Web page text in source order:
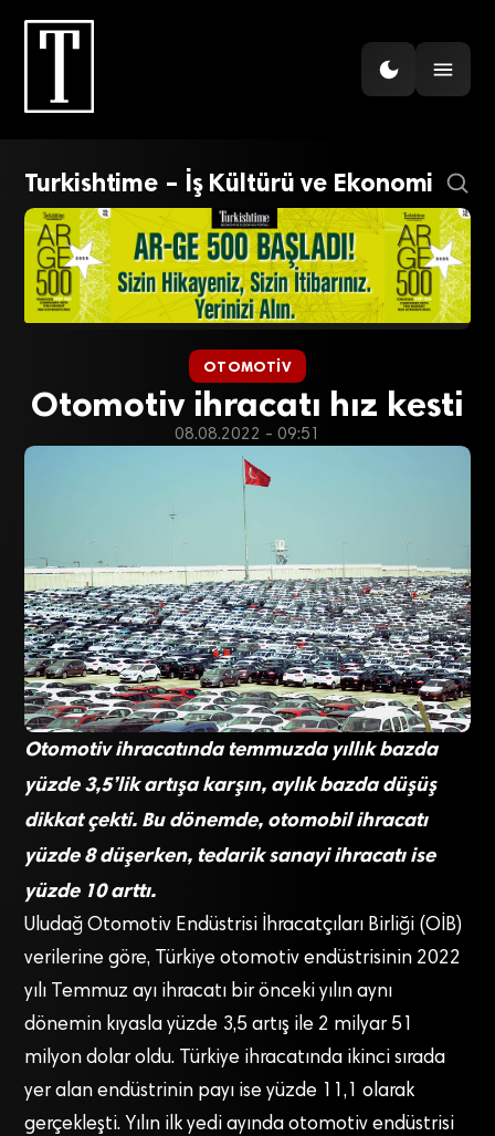
Turkishtime – İş Kültürü ve Ekonomi
OTOMOTIV
Otomotiv ihracatı hız kesti
08.08.2022 - 09:51
Otomotiv ihracatında temmuzda yıllık bazda
yüzde 3,5’lik artışa karşın, aylık bazda düşüş
dikkat çekti. Bu dönemde, otomobil ihracatı
yüzde 8 düşerken, tedarik sanayi ihracatı ise
yüzde 10 arttı.
Uludağ Otomotiv Endüstrisi İhracatçıları Birliği (OİB)
verilerine göre, Türkiye otomotiv endüstrisinin 2022
yılı Temmuz ayı ihracatı bir önceki yılın aynı
dönemin kıyasla yüzde 3,5 artış ile 2 milyar 51
milyon dolar oldu. Türkiye ihracatında ikinci sırada
yer alan endüstrinin payı ise yüzde 11,1 olarak
gerçekleşti. Yılın ilk yedi ayında otomotiv endüstrisi